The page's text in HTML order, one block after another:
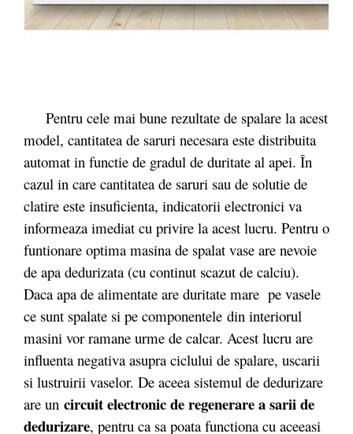
Pentru cele mai bune rezultate de spalare la acest
model, cantitatea de saruri necesara este distribuita
automat in functie de gradul de duritate al apei. În
cazul in care cantitatea de saruri sau de solutie de
clatire este insuficienta, indicatorii electronici va
informeaza imediat cu privire la acest lucru. Pentru o
funtionare optima masina de spalat vase are nevoie
de apa dedurizata (cu continut scazut de calciu).
Daca apa de alimentate are duritate mare pe vasele
ce sunt spalate si pe componentele din interiorul
masini vor ramane urme de calcar. Acest lucru are
influenta negativa asupra ciclului de spalare, uscarii
si lustruirii vaselor. De aceea sistemul de dedurizare
are un circuit electronic de regenerare a sarii de
dedurizare, pentru ca sa poata functiona cu aceeasi